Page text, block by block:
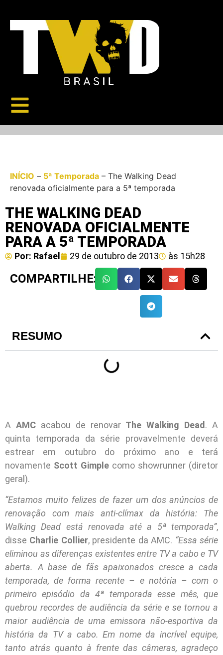
INÍCIO – 5ª Temporada – The Walking Dead
renovada oficialmente para a 5ª temporada
THE WALKING DEAD
RENOVADA OFICIALMENTE
PARA A 5ª TEMPORADA
Por: Rafael 29 de outubro de 2013 às 15h28
COMPARTILHE:
RESUMO
A AMCacabou de renovar The Walking Dead. A
quinta temporada da série provavelmente deverá
estrear em outubro do próximo ano e terá
novamente Scott Gimple como showrunner (diretor
geral).
“Estamos muito felizes de fazer um dos anúncios de
renovação com mais anti-clímax da história: The
Walking Dead está renovada até a 5ª temporada”,
disse Charlie Collier, presidente da AMC. “Essa série
eliminou as diferenças existentes entre TV a cabo e TV
aberta. A base de fãs apaixonados cresce a cada
temporada, de forma recente – e notória – com o
primeiro episódio da 4ª temporada esse mês, que
quebrou recordes de audiência da série e se tornou a
maior audiência de uma emissora não-esportiva da
história da TV a cabo. Em nome da incrível equipe,
tanto atrás quanto à frente das câmeras, agradeço